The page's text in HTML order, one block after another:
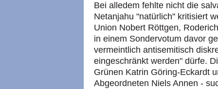
Bei alledem fehlte nicht die
Netanjahu "natürlich" kritisiert
Union Nobert Röttgen,
in einem Sondervotum davor
vermeintlich antisemitisch
eingeschränkt werden" dürfe.
Grünen Katrin Göring-Eckardt
Abgeordneten Niels Annen -